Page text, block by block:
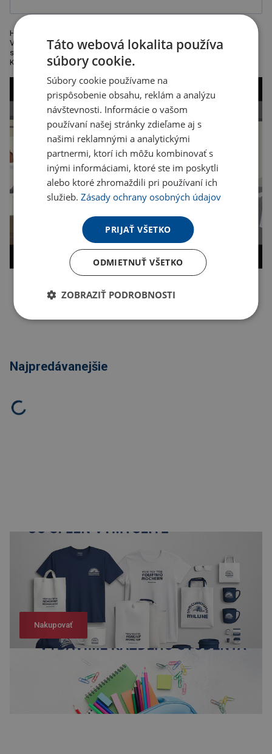
Hrnček Sublimation. Keramický hrnček v klasickom dizajne, 330 ml.
Vhodný do umývačky, a to aj v prípade dekorovanie. Doporučená
sublimačná potlač. Súčasťou balenia je biela lepenková krabica.
Keramika.
Kopírovať odkaz
Najpredávanejšie
Nakupovať
Táto webová lokalita používa
súbory cookie.
Súbory cookie používame na
prispôsobenie obsahu, reklám a analýzu
návštevnosti. Informácie o vašom
používaní našej stránky zdieľame aj s
našimi reklamnými a analytickými
partnermi, ktorí ich môžu kombinovať s
inými informáciami, ktoré ste im poskytli
alebo ktoré zhromaždili pri používaní ich
služieb.Zásady ochrany osobných údajov
PRIJAŤ VŠETKO
ODMIETNUŤ VŠETKO
ZOBRAZIŤ PODROBNOSTI